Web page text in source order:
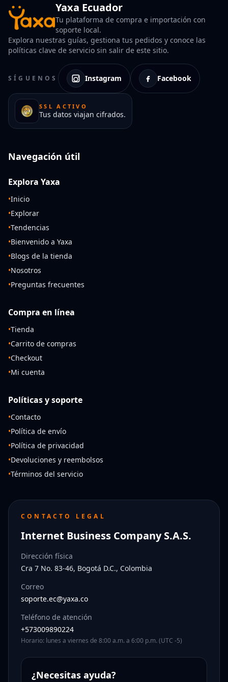
Yaxa Ecuador
Tu plataforma de compra e importación con
soporte local.
Explora nuestras guías, gestiona tus pedidos y conoce las
políticas clave de servicio sin salir de este sitio.
SÍGUENOS Instagram Facebook
SSL ACTIVO
Tus datos viajan cifrados.
Navegación útil
Explora Yaxa
•Inicio
•Explorar
•Tendencias
•Bienvenido a Yaxa
•Blogs de la tienda
•Nosotros
•Preguntas frecuentes
Compra en línea
•Tienda
•Carrito de compras
•Checkout
•Mi cuenta
Políticas y soporte
•Contacto
•Política de envío
•Política de privacidad
•Devoluciones y reembolsos
•Términos del servicio
CONTACTO LEGAL
Internet Business Company S.A.S.
Dirección física
Cra 7 No. 83-46, Bogotá D.C., Colombia
Correo
soporte.ec@yaxa.co
Teléfono de atención
+573009890224
Horario: lunes a viernes de 8:00 a.m. a 6:00 p.m. (UTC -5)
¿Necesitas ayuda?